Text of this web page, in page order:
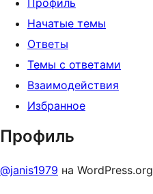
Профиль
Начатые темы
Ответы
Темы с ответами
Взаимодействия
Избранное
Профиль
@janis1979 на WordPress.org